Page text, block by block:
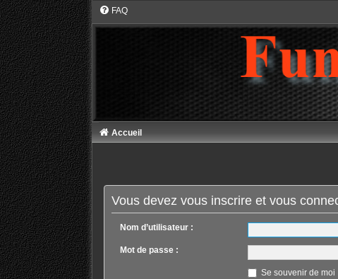
FAQ
Accueil
Vous devez vous inscrire et vous
Nom d’utilisateur :
Mot de passe :
Se souvenir de moi